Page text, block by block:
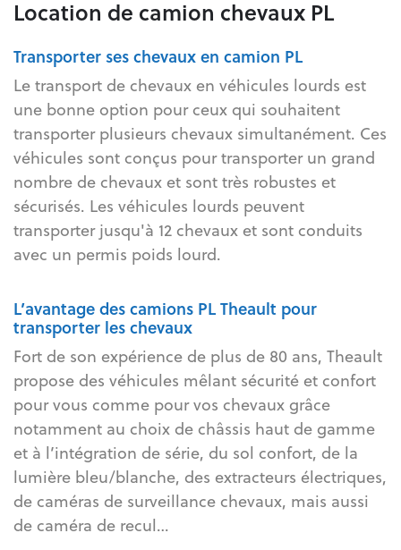
Location de camion chevaux PL
Transporter ses chevaux en camion PL
Le transport de chevaux en véhicules lourds est
une bonne option pour ceux qui souhaitent
transporter plusieurs chevaux simultanément. Ces
véhicules sont conçus pour transporter un grand
nombre de chevaux et sont très robustes et
sécurisés. Les véhicules lourds peuvent
transporter jusqu'à 12 chevaux et sont conduits
avec un permis poids lourd.
L’avantage des camions PL Theault pour
transporter les chevaux
Fort de son expérience de plus de 80 ans, Theault
propose des véhicules mêlant sécurité et confort
pour vous comme pour vos chevaux grâce
notamment au choix de châssis haut de gamme
et à l’intégration de série, du sol confort, de la
lumière bleu/blanche, des extracteurs électriques,
de caméras de surveillance chevaux, mais aussi
de caméra de recul…